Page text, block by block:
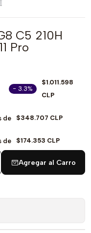
C5 210H
Pro
- 3.3%
$1.011.598
CLP
de $348.707 CLP
de $174.353 CLP
Agregar al Carro